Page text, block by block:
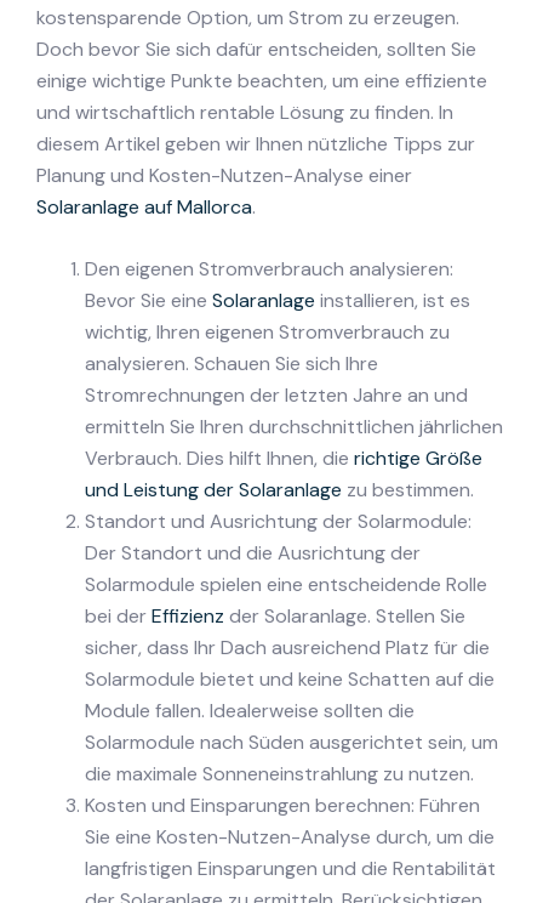
kostensparende Option, um Strom zu erzeugen.
Doch bevor Sie sich dafür entscheiden, sollten Sie
einige wichtige Punkte beachten, um eine effiziente
und wirtschaftlich rentable Lösung zu finden. In
diesem Artikel geben wir Ihnen nützliche Tipps zur
Planung und Kosten-Nutzen-Analyse einer
Solaranlage auf Mallorca.
Den eigenen Stromverbrauch analysieren:
Bevor Sie eine Solaranlage installieren, ist es
wichtig, Ihren eigenen Stromverbrauch zu
analysieren. Schauen Sie sich Ihre
Stromrechnungen der letzten Jahre an und
ermitteln Sie Ihren durchschnittlichen jährlichen
Verbrauch. Dies hilft Ihnen, die richtige Größe
und Leistung der Solaranlage zu bestimmen.
Standort und Ausrichtung der Solarmodule:
Der Standort und die Ausrichtung der
Solarmodule spielen eine entscheidende Rolle
bei derEffizienz der Solaranlage. Stellen Sie
sicher, dass Ihr Dach ausreichend Platz für die
Solarmodule bietet und keine Schatten auf die
Module fallen. Idealerweise sollten die
Solarmodule nach Süden ausgerichtet sein, um
die maximale Sonneneinstrahlung zu nutzen.
Kosten und Einsparungen berechnen: Führen
Sie eine Kosten-Nutzen-Analyse durch, um die
langfristigen Einsparungen und die Rentabilität